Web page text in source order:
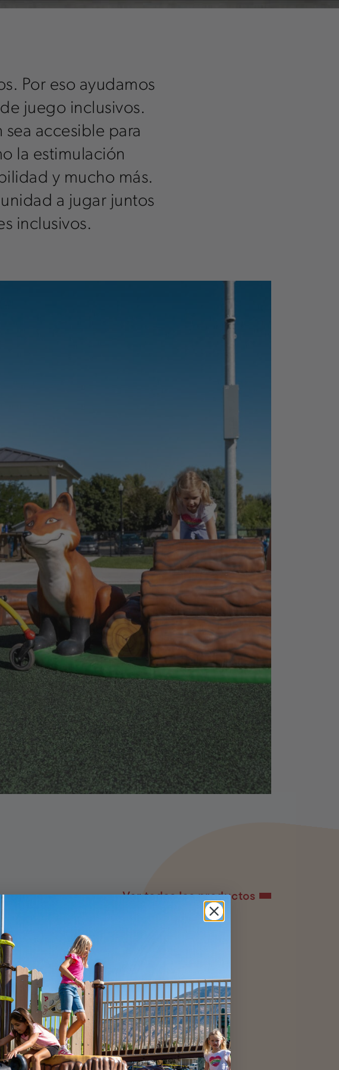
Por eso ayudamos
juego inclusivos.
accesible para
la estimulación
y mucho más.
a jugar juntos
inclusivos.
Ver todos los productos